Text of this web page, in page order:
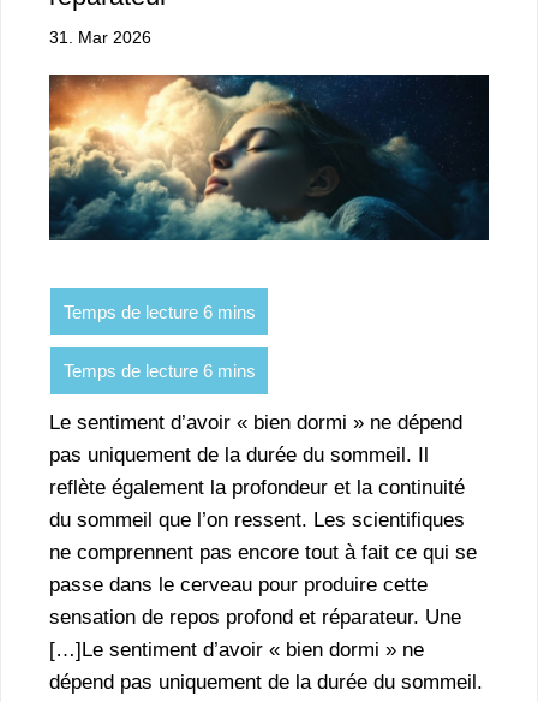
31. Mar 2026
Le sentiment d’avoir « bien dormi » ne dépend
pas uniquement de la durée du sommeil. Il
reflète également la profondeur et la continuité
du sommeil que l’on ressent. Les scientifiques
ne comprennent pas encore tout à fait ce qui se
passe dans le cerveau pour produire cette
sensation de repos profond et réparateur. Une
[…]Le sentiment d’avoir « bien dormi » ne
dépend pas uniquement de la durée du sommeil.